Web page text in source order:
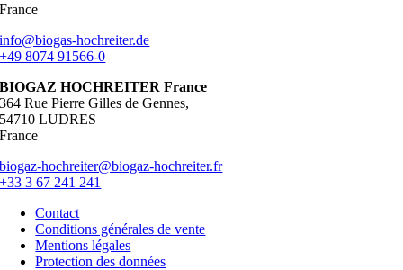
France
info@biogas-hochreiter.de
+49 8074 91566-0
BIOGAZ HOCHREITER France
364 Rue Pierre Gilles de Gennes,
54710 LUDRES
France
biogaz-hochreiter@biogaz-hochreiter.fr
+33 3 67 241 241
Contact
Conditions générales de vente
Mentions légales
Protection des données